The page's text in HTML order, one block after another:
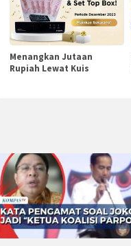
Menangkan Jutaan
Rupiah Lewat Kuis